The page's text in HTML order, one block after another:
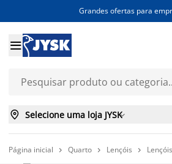
Grandes ofertas para

 Selecione uma loja JYSK
Página inicial  Quarto  Lençóis 